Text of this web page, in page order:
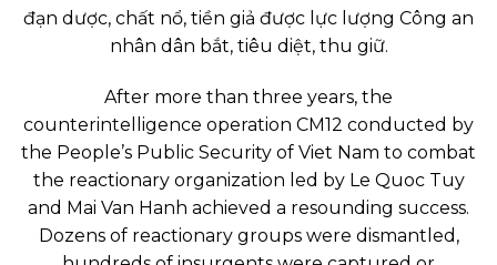
đạn dược, chất nổ, tiền giả được lực lượng Công an
nhân dân bắt, tiêu diệt, thu giữ.
After more than three years, the
counterintelligence operation CM12 conducted by
the People’s Public Security of Viet Nam to combat
the reactionary organization led by Le Quoc Tuy
and Mai Van Hanh achieved a resounding success.
Dozens of reactionary groups were dismantled,